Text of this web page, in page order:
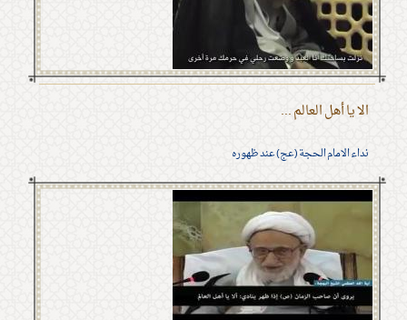
الا يا أهل العالم ...
نداء الامام الحجة (عج) عند ظهوره